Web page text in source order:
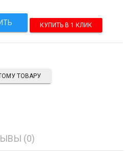
КУПИТЬ В 1 КЛИК
ТОВАРУ
(0)